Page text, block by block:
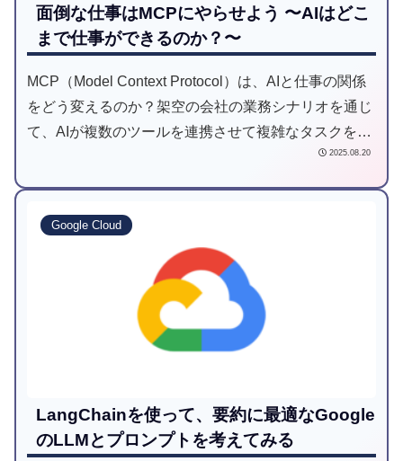
面倒な仕事はMCPにやらせよう 〜AIはどこ
まで仕事ができるのか？〜
MCP（Model Context Protocol）は、AIと仕事の関係
をどう変えるのか？架空の会社の業務シナリオを通じ
て、AIが複数のツールを連携させて複雑なタスクを自
動化する過程を実証。具体的な設定方法や課題、未来
2025.08.20
Google Cloud
LangChainを使って、要約に最適なGoogle
のLLMとプロンプトを考えてみる